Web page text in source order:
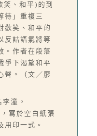
、和平)的到
待」重複三
歡笑、和平的
反詰語氣將等
。作者在段落
爭下渴望和平
聲。（文／廖
潼。
寫於空白紙張
用印一式。